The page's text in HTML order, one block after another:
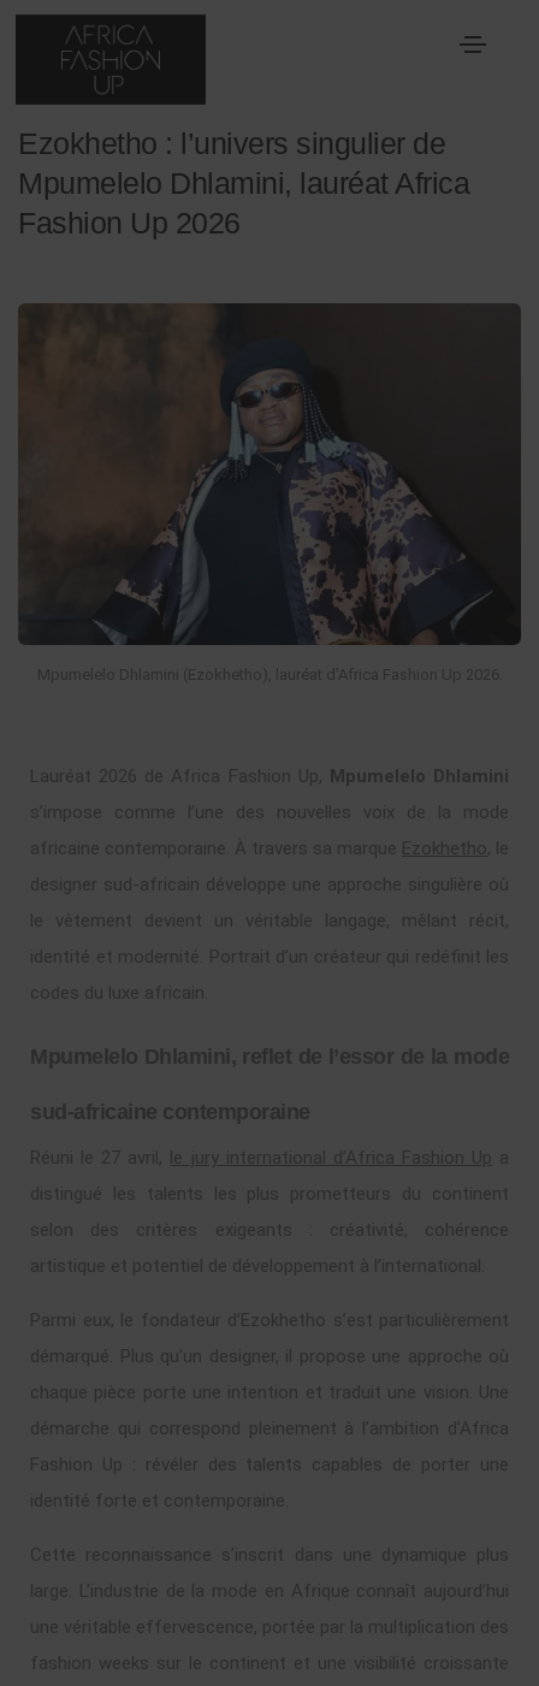
26 mai 2026
Ezokhetho : l’univers singulier de
Mpumelelo Dhlamini, lauréat Africa
Fashion Up 2026
Mpumelelo Dhlamini (Ezokhetho), lauréat d’Africa Fashion Up 2026.
Lauréat 2026 de Africa Fashion Up, Mpumelelo Dhlamini
s’impose comme l’une des nouvelles voix de la mode
africaine contemporaine. À travers sa marque Ezokhetho, le
designer sud-africain développe une approche singulière où
le vêtement devient un véritable langage, mêlant récit,
identité et modernité. Portrait d’un créateur qui redéfinit les
codes du luxe africain.
Mpumelelo Dhlamini, reflet de l’essor de la mode
sud-africaine contemporaine
Réuni le 27 avril, le jury international d’Africa Fashion Up a
distingué les talents les plus prometteurs du continent
selon des critères exigeants : créativité, cohérence
artistique et potentiel de développement à l’international.
Parmi eux, le fondateur d’Ezokhetho s’est particulièrement
démarqué. Plus qu’un designer, il propose une approche où
chaque pièce porte une intention et traduit une vision. Une
démarche qui correspond pleinement à l’ambition d’Africa
Fashion Up : révéler des talents capables de porter une
identité forte et contemporaine.
Cette reconnaissance s’inscrit dans une dynamique plus
large. L’industrie de la mode en Afrique connaît aujourd’hui
une véritable effervescence, portée par la multiplication des
fashion weeks sur le continent et une visibilité croissante